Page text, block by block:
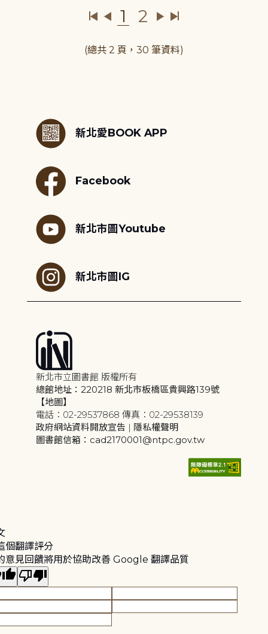
1 2
(總共 2 頁，30 筆資料)
新北愛BOOK APP
Facebook
新北市圖Youtube
新北市圖IG
新北市立圖書館 版權所有
總館地址：220218 新北市板橋區貴興路139號
【地圖】
電話：02-29537868 傳真：02-29538139
政府網站資料開放宣告 | 隱私權聲明
圖書館信箱：cad2170001@ntpc.gov.tw
個翻譯評分
意見回饋將用於協助改善 Google 翻譯品質